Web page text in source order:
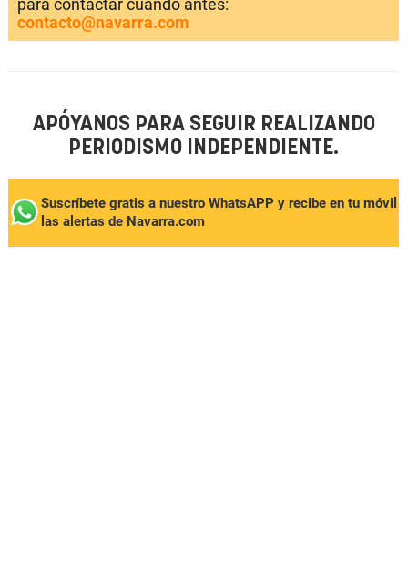
para contactar cuando antes:
contacto@navarra.com
APÓYANOS PARA SEGUIR REALIZANDO
PERIODISMO INDEPENDIENTE.
Suscríbete gratis a nuestro WhatsAPP y recibe en tu móvil
las alertas de Navarra.com